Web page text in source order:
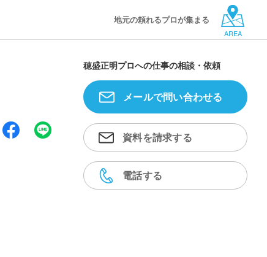
地元の頼れるプロが集まる
AREA
穂盛正明プロへの仕事の相談・依頼
メールで問い合わせる
資料を請求する
電話する